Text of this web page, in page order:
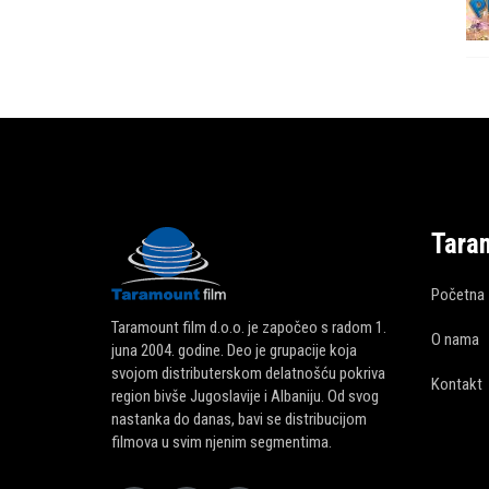
Taramount film d.o.o. je započeo s radom 1.
juna 2004. godine. Deo je grupacije koja
svojom distributerskom delatnošću pokriva
region bivše Jugoslavije i Albaniju. Od svog
nastanka do danas, bavi se distribucijom
filmova u svim njenim segmentima.
Početna
O nama
Kontakt